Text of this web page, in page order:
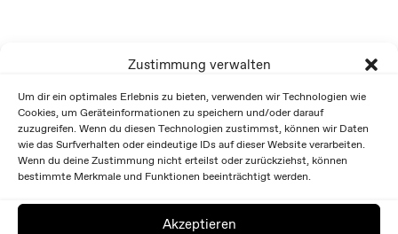
Zustimmung verwalten
Um dir ein optimales Erlebnis zu bieten, verwenden wir Technologien wie
Cookies, um Geräteinformationen zu speichern und/oder darauf
zuzugreifen. Wenn du diesen Technologien zustimmst, können wir Daten
wie das Surfverhalten oder eindeutige IDs auf dieser Website verarbeiten.
Wenn du deine Zustimmung nicht erteilst oder zurückziehst, können
bestimmte Merkmale und Funktionen beeinträchtigt werden.
Akzeptieren